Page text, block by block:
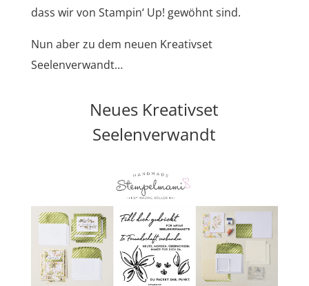
dass wir von Stampin‘ Up! gewöhnt sind.
Nun aber zu dem neuen Kreativset
Seelenverwandt…
Neues Kreativset
Seelenverwandt